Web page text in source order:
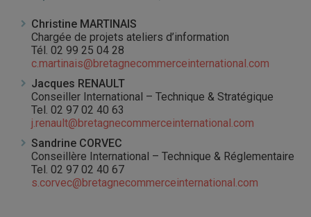
Christine MARTINAIS
Chargée de projets ateliers d’information
Tél. 02 99 25 04 28
c.martinais@bretagnecommerceinternational.com
Jacques RENAULT
Conseiller International – Technique & Stratégique
Tel. 02 97 02 40 63
j.renault@bretagnecommerceinternational.com
Sandrine CORVEC
Conseillère International – Technique & Réglementaire
Tel. 02 97 02 40 67
s.corvec@bretagnecommerceinternational.com